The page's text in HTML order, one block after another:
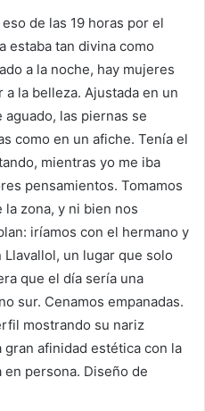
de las 19 horas por el
estaba tan divina como
a la noche, hay mujeres
la belleza. Ajustada en un
las piernas se
como en un afiche. Tenía el
mientras yo me iba
pensamientos. Tomamos
zona, y ni bien nos
iríamos con el hermano y
un lugar que solo
que el día sería una
sur. Cenamos empanadas.
mostrando su nariz
afinidad estética con la
persona. Diseño de